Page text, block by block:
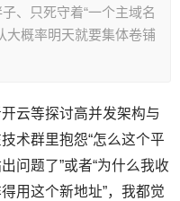
、只死守着“一个主域名
大概率明天就要集体卷铺
云等探讨高并发架构与
术群里抱怨“怎么这个平
问题了”或者“为什么我收
用这个新地址”，我都觉